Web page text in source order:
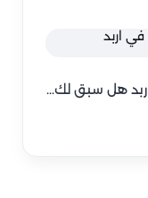
هل سبق لك…